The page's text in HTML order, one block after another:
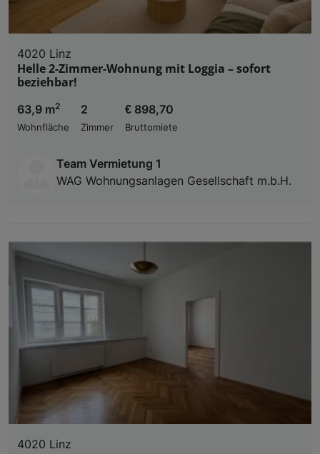
4020 Linz
Helle 2-Zimmer-Wohnung mit Loggia – sofort
beziehbar!
63,9 m2
Wohnfläche
2
Zimmer
€ 898,70
Bruttomiete
Team Vermietung 1
WAG Wohnungsanlagen Gesellschaft m.b.H.
4020 Linz